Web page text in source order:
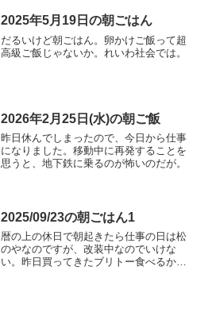
2025年5月19日の朝ごはん
だるいけど朝ごはん。卵かけご飯って超
高級ご飯じゃないか。れいわ社会では。
2026年2月25日(水)の朝ご飯
昨日休んでしまったので、今日から仕事
になりました。移動中に再発することを
思うと、地下鉄に乗るのが怖いのだが。
2025/09/23の朝ごはん1
暦の上の休日で朝起きたら仕事の日は松
のやなのですが、改装中なのでいけな
い。昨日買ってきたブリトー食べるか。